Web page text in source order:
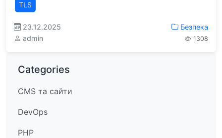
TLS
23.12.2025
admin
Безпека
1308
Categories
CMS та сайти
DevOps
PHP